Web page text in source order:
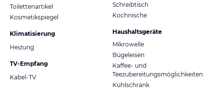
Toilettenartikel
Kosmetikspiegel
Klimatisierung
Heizung
TV-Empfang
Kabel-TV
Schreibtisch
Kochnische
Haushaltsgeräte
Mikrowelle
Bügeleisen
Kaffee- und
Teezubereitungsmöglichkeiten
Kühlschrank